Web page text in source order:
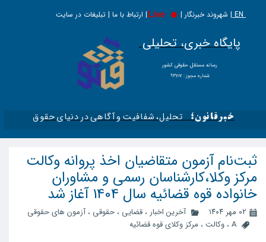
EN | شهروند خبرنگار | | ارتباط با ما | تبلیغات در سایت
Live
پایگاه خبری، تحلیلی
​​​​رسانه مستقل حقوقی کشور
شماره مجوز : ۹۳۶۱۷
خبرقانون؛ تحلیل، شفافیت و آگاهی در دنیای حقوق​​​​​​​
ثبت‌نام آزمون متقاضیان اخذ پروانه وکالت
مرکز وکلا،کارشناسان رسمی و مشاوران
خانواده قوه قضائیه سال 1404 آغاز شد
۰۲ مهر ۱۴۰۴ آخرین اخبار ، قضایی ، حقوقی ،آزمون های حقوقی
A ، وکالت ، مرکز وکلای قوه قضائیه